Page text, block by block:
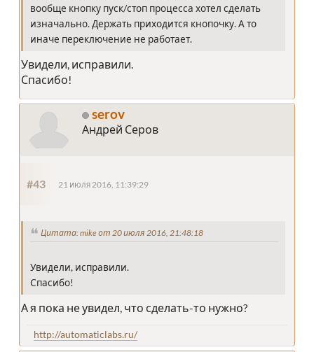
вообще кнопку пуск/стоп процесса хотел сделать
изначально. Держать приходится кнопочку. А то
иначе переключение не работает.
Увидели, исправили.
Спасибо!
serov
Андрей Серов
#43 21 июля 2016, 11:39:29
Цитата: mike от 20 июля 2016, 21:48:18
Увидели, исправили.
Спасибо!
А я пока не увидел, что сделать-то нужно?
http://automaticlabs.ru/